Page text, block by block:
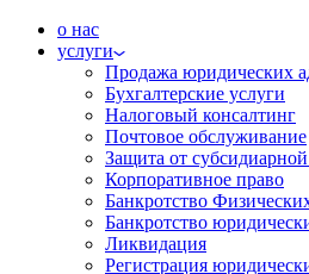
о нас
услуги
Продажа юридических
Бухгалтерские услуги
Налоговый консалтинг
Почтовое обслуживание
Защита от
Корпоративное право
Банкротство
Банкротство
Ликвидация
Регистрация